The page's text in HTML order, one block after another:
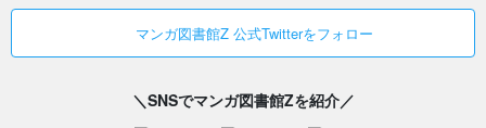
マンガ図書館Z 公式Twitterをフォロー
＼SNSでマンガ図書館Zを紹介／